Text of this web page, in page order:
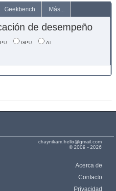
Geekbench Más...
de desempeño
GPU AI
chaynikam.hello@gmail.com
© 2009 - 2026
Acerca de
Contacto
Privacidad